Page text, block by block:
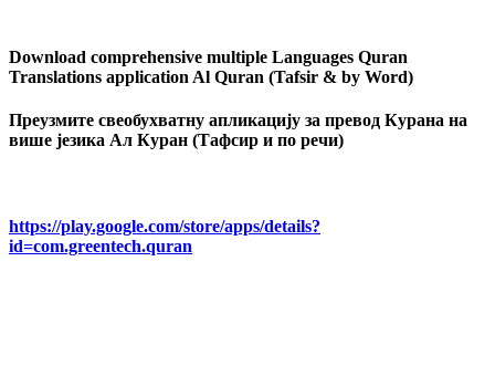
Download comprehensive multiple Languages Quran
Translations application Al Quran (Tafsir & by Word)
Преузмите свеобухватну апликацију за превод Курана на
више језика Ал Куран (Тафсир и по речи)
https://play.google.com/store/apps/details?
id=com.greentech.quran